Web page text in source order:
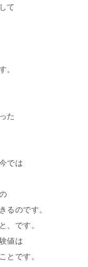
て
。
た
では
るのです。
、です。
値は
とです。